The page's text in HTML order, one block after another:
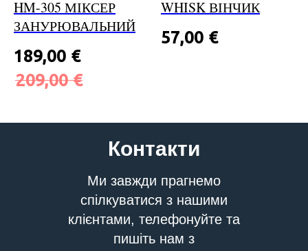
HM-305 МІКСЕР
ЗАНУРЮВАЛЬНИЙ
189,00 €
209,00 €
WHISK ВІНЧИК
57,00 €
Контакти
Ми завжди прагнемо
спілкуватися з нашими
клієнтами, телефонуйте та
пишіть нам з